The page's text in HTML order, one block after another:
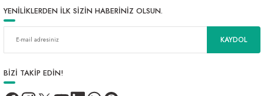
YENİLİKLERDEN İLK SİZİN HABERİNİZ OLSUN.
KAYDOL
BİZİ TAKİP EDİN!